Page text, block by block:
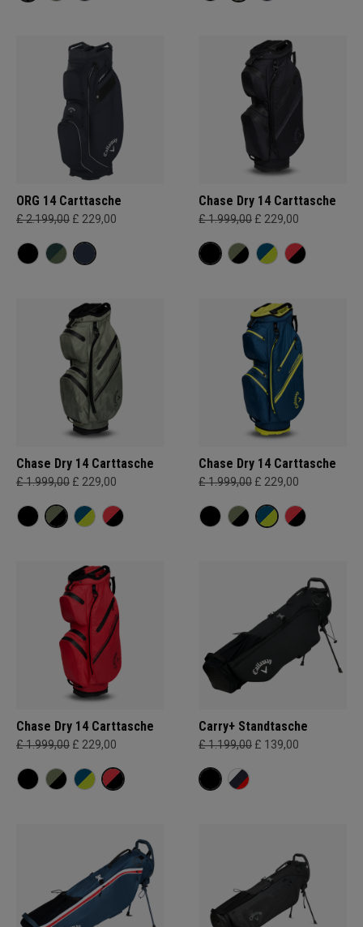
ORG 14 Carttasche
£ 2.199,00 £ 229,00
Chase Dry 14 Carttasche
£ 1.999,00 £ 229,00
Chase Dry 14 Carttasche
£ 1.999,00 £ 229,00
Chase Dry 14 Carttasche
£ 1.999,00 £ 229,00
Chase Dry 14 Carttasche
£ 1.999,00 £ 229,00
Carry+ Standtasche
£ 1.199,00 £ 139,00